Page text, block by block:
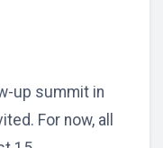
up summit in
For now, all